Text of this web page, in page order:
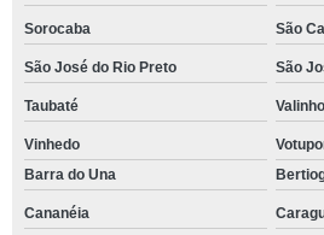
Sorocaba São
São José do Rio Preto São
Taubaté
Vinhedo
Barra do Una
Cananéia